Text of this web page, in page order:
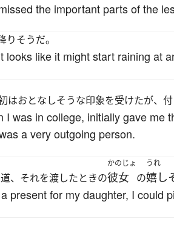
the important parts of the
そうだ。
looks like it might start raining at
はおとなしそうな印象を受けたが、
I was in college, initially gave
a very outgoing person.
、それを渡したときの
かのじょ
彼女 の
うれ
嬉し
present for my daughter, I could